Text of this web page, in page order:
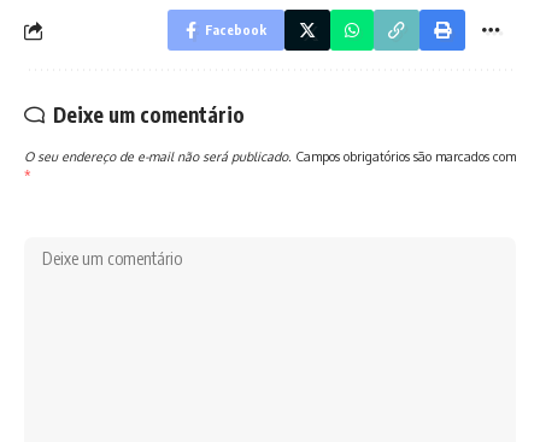
Facebook
Deixe um comentário
O seu endereço de e-mail não será publicado. Campos obrigatórios são marcados com
*